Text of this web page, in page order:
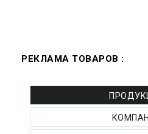
РЕКЛАМА ТОВАРОВ :